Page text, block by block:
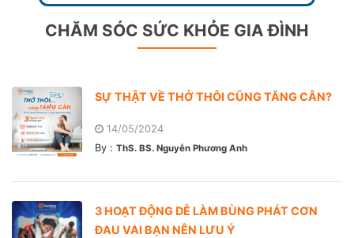
CHĂM SÓC SỨC KHỎE GIA ĐÌNH
SỰ THẬT VỀ THỞ THÔI CŨNG TĂNG CÂN?
14/05/2024
By : ThS. BS. Nguyễn Phương Anh
3 HOẠT ĐỘNG DỄ LÀM BÙNG PHÁT CƠN
ĐAU VAI BẠN NÊN LƯU Ý